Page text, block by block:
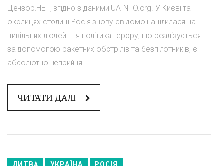
Цензор.НЕТ, згідно з даними UAINFO.org. У Києві та
околицях столиці Росія знову свідомо націлилася на
цивільних людей. Ця політика терору, що реалізується
за допомогою ракетних обстрілів та безпілотників, є
абсолютно неприйня...
ЧИТАТИ ДАЛІ
ЛИТВА УКРАЇНА РОСІЯ